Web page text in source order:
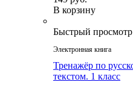
В корзину
Быстрый просмотр
Электронная книга
Тренажёр по
текстом. 1 класс